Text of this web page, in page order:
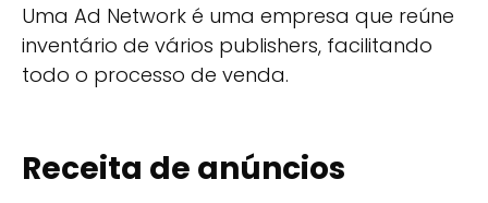
Uma Ad Network é uma empresa que reúne
inventário de vários publishers, facilitando
todo o processo de venda.
Receita de anúncios